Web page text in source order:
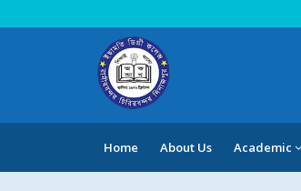
Home About Us Academic